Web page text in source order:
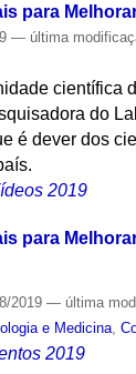
para
— última
científica
do
é dever dos
2019
para
2019— última
e Medicina ,
2019